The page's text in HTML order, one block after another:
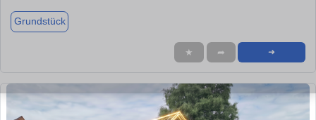
Grundstück
★ ➦ ➜